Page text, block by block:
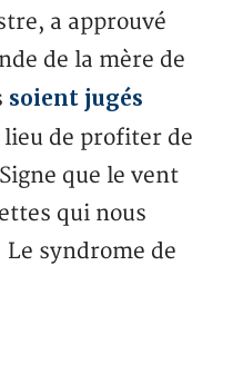
a approuvé
de la mère de
soient jugés
lieu de profiter de
que le vent
qui nous
syndrome de